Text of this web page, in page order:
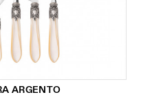
ARGENTO